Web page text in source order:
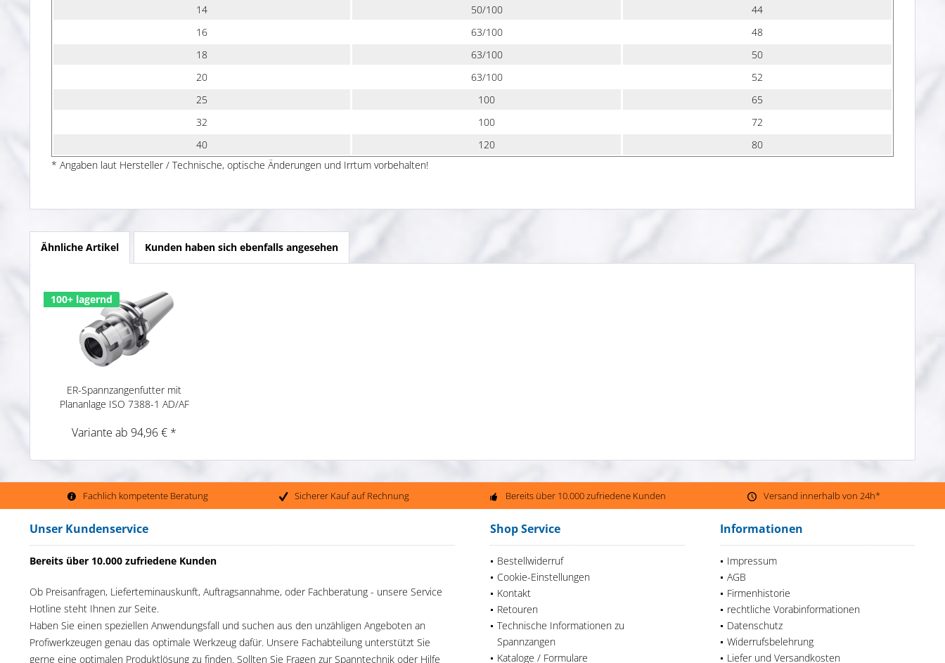
14
50/100
44
16
63/100
48
18
63/100
50
20
63/100
52
25
100
65
32
100
72
40
120
80
* Angaben laut Hersteller / Technische, optische Änderungen und Irrtum vorbehalten!
Ähnliche Artikel Kunden haben sich ebenfalls angesehen
100+ lagernd
ER-Spannzangenfutter mit
Plananlage ISO 7388-1 AD/AF
Variante ab 94,96 € *
Fachlich kompetente Beratung Sicherer Kauf auf Rechnung Bereits über 10.000 zufriedene Kunden Versand innerhalb von 24h*
Unser Kundenservice
Bereits über 10.000 zufriedene Kunden
Ob Preisanfragen, Lieferteminauskunft, Auftragsannahme, oder Fachberatung - unsere Service
Hotline steht Ihnen zur Seite.
Haben Sie einen speziellen Anwendungsfall und suchen aus den unzähligen Angeboten an
Profiwerkzeugen genau das optimale Werkzeug dafür. Unsere Fachabteilung unterstützt Sie
gerne eine optimalen Produktlösung zu finden. Sollten Sie Fragen zur Spanntechnik oder Hilfe
Shop Service
Bestellwiderruf
Cookie-Einstellungen
Kontakt
Retouren
Technische Informationen zu
Spannzangen
Kataloge / Formulare
Informationen
Impressum
AGB
Firmenhistorie
rechtliche Vorabinformationen
Datenschutz
Widerrufsbelehrung
Liefer und Versandkosten